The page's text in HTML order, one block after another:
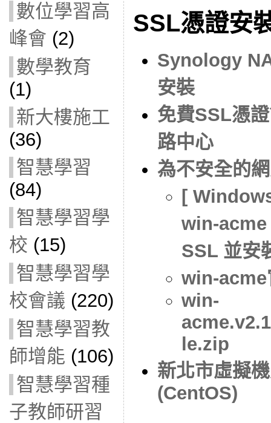
數位學習高
峰會 (2)
數學教育
(1)
新大樓施工
(36)
智慧學習
(84)
智慧學習學
校 (15)
智慧學習學
校會議 (220)
智慧學習教
師增能 (106)
智慧學習種
子教師研習
SSL憑證安
Synology
安裝
免費SSL憑
路中心
為不安全的
[
win-acme
SSL 並安
win-acme
win-
le.zip
新北市虛擬
(CentOS)